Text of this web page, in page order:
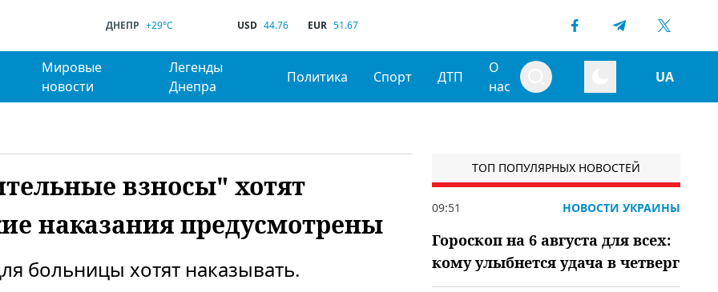
ДНЕПР +29°C USD 44.76 EUR 51.67
Мировые
новости
Легенды
Днепра
Политика Спорт ДТП
О
нас
UA
взносы" хотят
наказания предусмотрены
больницы хотят наказывать.
ТОП ПОПУЛЯРНЫХ НОВОСТЕЙ
09:51 НОВОСТИ УКРАИНЫ
Гороскоп на 6 августа для всех:
кому улыбнется удача в четверг